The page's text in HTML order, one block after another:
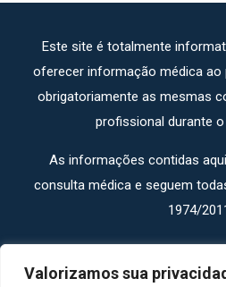
Valorizamos sua
Este site é totalmente
oferecer informação médica ao
obrigatoriamente as mesmas
profissional durante
As informações contidas
consulta médica e seguem
1974/